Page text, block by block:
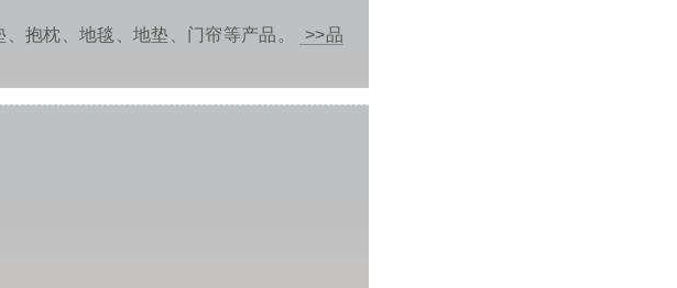
抱枕、地毯、地垫、门帘等产品。
>>品